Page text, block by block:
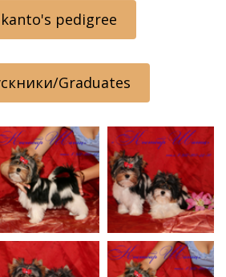
pedigree
Graduates